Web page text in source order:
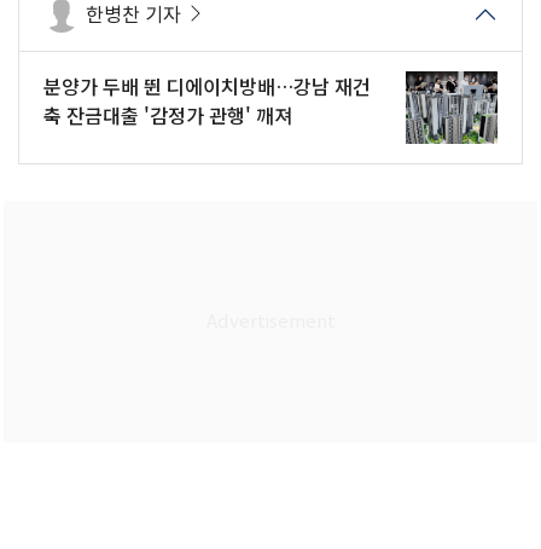
한병찬 기자
분양가 두배 뛴 디에이치방배…강남 재건
축 잔금대출 '감정가 관행' 깨져